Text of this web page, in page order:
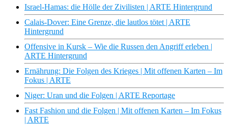
Israel-Hamas: die Hölle der Zivilisten | ARTE Hintergrund
Calais-Dover: Eine Grenze, die lautlos tötet | ARTE
Hintergrund
Offensive in Kursk – Wie die Russen den Angriff erleben |
ARTE Hintergrund
Ernährung: Die Folgen des Krieges | Mit offenen Karten – Im
Fokus | ARTE
Niger: Uran und die Folgen | ARTE Reportage
Fast Fashion und die Folgen | Mit offenen Karten – Im Fokus
| ARTE